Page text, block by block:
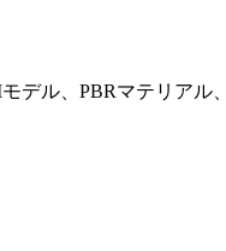
デル、PBRマテリアル